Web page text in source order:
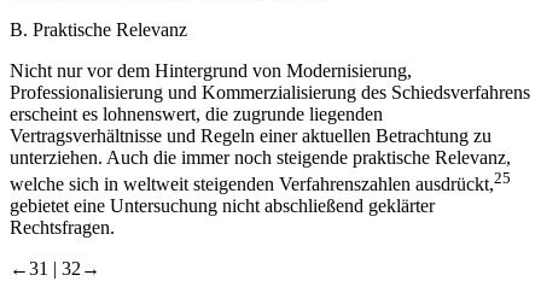
B. Praktische Relevanz
Nicht nur vor dem Hintergrund von Modernisierung,
Professionalisierung und Kommerzialisierung des Schiedsverfahrens
erscheint es lohnenswert, die zugrunde liegenden
Vertragsverhältnisse und Regeln einer aktuellen Betrachtung zu
unterziehen. Auch die immer noch steigende praktische Relevanz,
welche sich in weltweit steigenden Verfahrenszahlen ausdrückt,25
gebietet eine Untersuchung nicht abschließend geklärter
Rechtsfragen.
←31 | 32→